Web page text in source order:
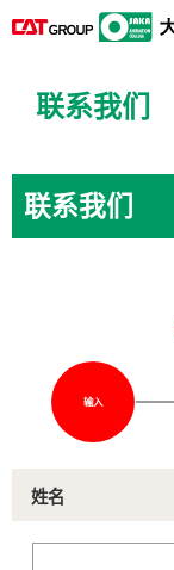
联系我们
联系我们
输入
姓名